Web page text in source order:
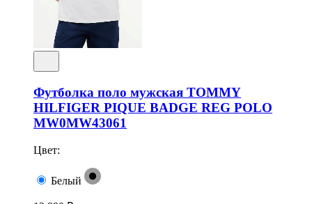
Футболка поло мужская TOMMY
HILFIGER PIQUE BADGE REG POLO
MW0MW43061
Цвет:
Белый